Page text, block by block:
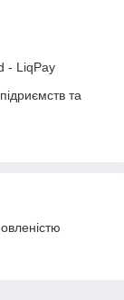
- LiqPay
та